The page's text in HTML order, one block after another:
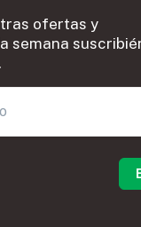
ofertas y
semana